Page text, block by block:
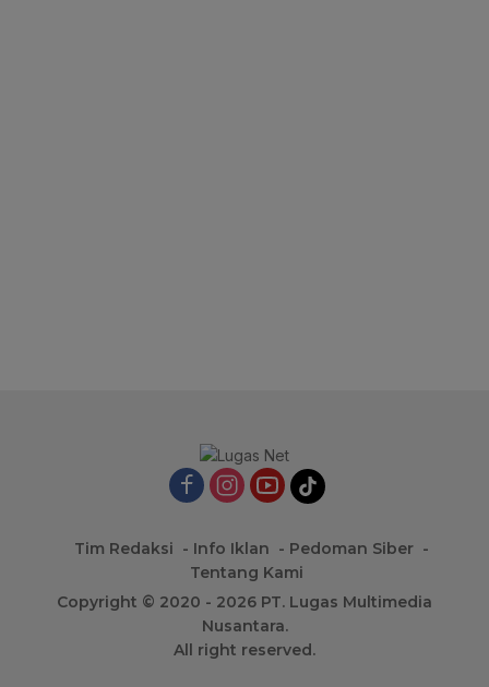
Tim Redaksi Info Iklan
Pedoman Siber
Tentang Kami
Copyright © 2020 - 2026 PT. Lugas Multimedia
Nusantara.
All right reserved.